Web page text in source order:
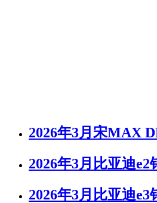
2026年3月宋MAX
2026年3月比亚迪e2
2026年3月比亚迪e3